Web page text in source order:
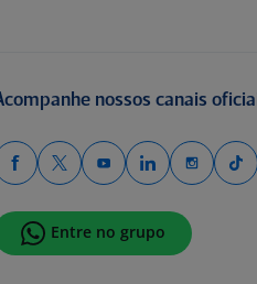
nossos canais
Entre no grupo